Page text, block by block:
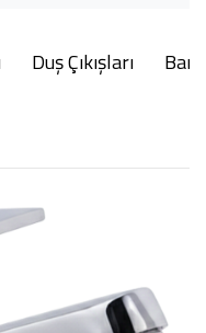
Duş Çıkışları